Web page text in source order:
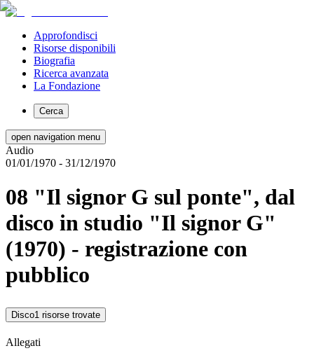
Approfondisci
Risorse disponibili
Biografia
Ricerca avanzata
La Fondazione
Cerca
open navigation menu
Audio
01/01/1970 - 31/12/1970
08 "Il signor G sul ponte", dal
disco in studio "Il signor G"
(1970) - registrazione con
pubblico
Disco1 risorse trovate
Allegati